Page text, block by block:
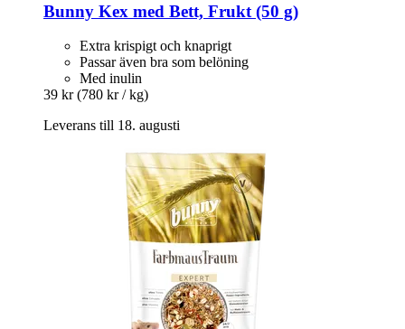
Bunny Kex med Bett, Frukt (50 g)
Extra krispigt och knaprigt
Passar även bra som belöning
Med inulin
39 kr (780 kr / kg)
Leverans till 18. augusti